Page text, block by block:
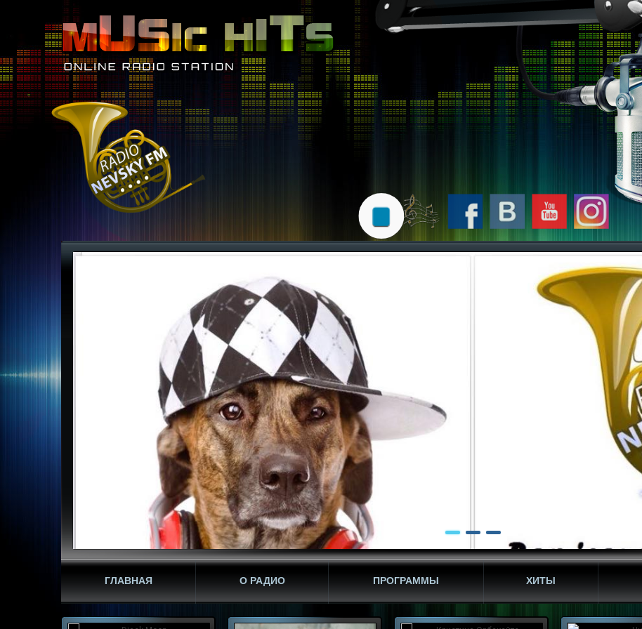
ГЛАВНАЯ О РАДИО ПРОГРАММЫ ХИТЫ